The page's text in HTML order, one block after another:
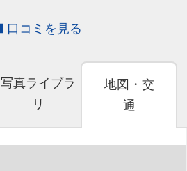
口コミを見る
写真ライブラ
リ
地図・交
通